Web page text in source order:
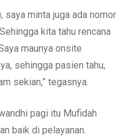
saya minta juga ada nomor
kita tahu rencana
maunya onsite
sehingga pasien tahu,
sekian,” tegasnya.
pagi itu Mufidah
baik di pelayanan.